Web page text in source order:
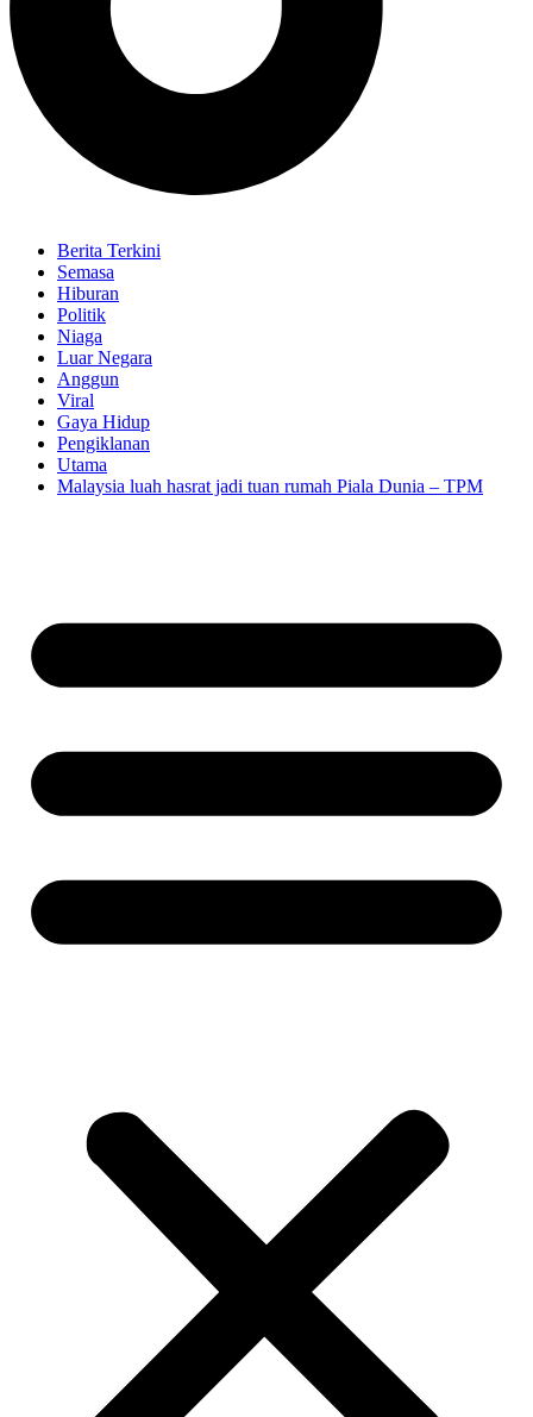
Berita Terkini
Semasa
Hiburan
Politik
Niaga
Luar Negara
Anggun
Viral
Gaya Hidup
Pengiklanan
Utama
Malaysia luah hasrat jadi tuan rumah Piala Dunia – TPM